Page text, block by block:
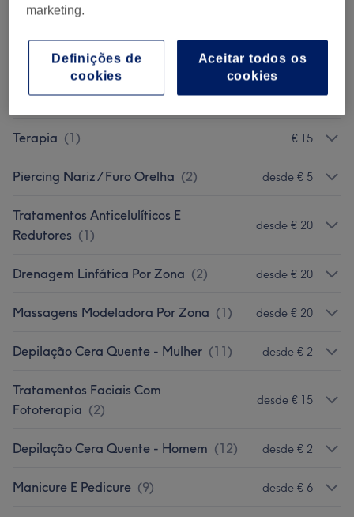
Depilação Laser Tripla Onda
Massagens Relaxantes desde € 15
Maquilhagem (1) € 7,50
Terapia (1) € 15
Piercing Nariz / Furo Orelha (2) desde € 5
Tratamentos Anticelulíticos E
Redutores (1)
desde € 20
Drenagem Linfática Por Zona (2) desde € 20
Massagens Modeladora Por Zona (1) desde € 20
Depilação Cera Quente - Mulher (11) desde € 2
Tratamentos Faciais Com
Fototerapia (2)
desde € 15
Depilação Cera Quente - Homem (12) desde € 2
Manicure E Pedicure (9) desde € 6
marketing.
Aceitar todos os
cookies
Definições de
cookies